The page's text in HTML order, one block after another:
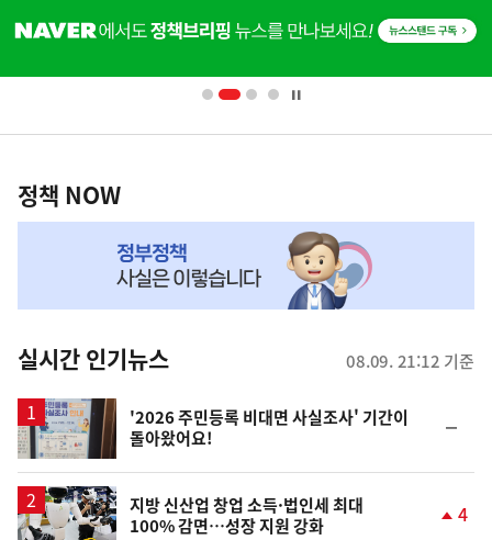
기
단
영
책
NOW,
뉴
스
정책 NOW
실시간 인기뉴스 08.09. 21:12 기준
'2026 주민등록 비대면 사실조사' 기간이
돌아왔어요!
일
지방 신산업 창업 소득·법인세 최대
100% 감면…성장 지원 강화
4